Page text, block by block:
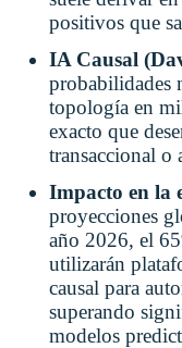
positivos que
IA Causal
probabilidades
topología en
exacto que
transaccional o
Impacto en la
proyecciones
año 2026, el
utilizarán
causal para
superando
modelos